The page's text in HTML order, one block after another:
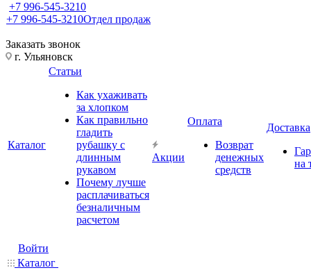
+7 996-545-3210
+7 996-545-3210Отдел продаж
Заказать звонок
г. Ульяновск
Каталог
Статьи
Как ухаживать
за хлопком
Как правильно
гладить
рубашку с
длинным
рукавом
Почему лучше
расплачиваться
безналичным
расчетом
Акции
Оплата
Возврат
денежных
средств
Доставка
на
Войти
Каталог